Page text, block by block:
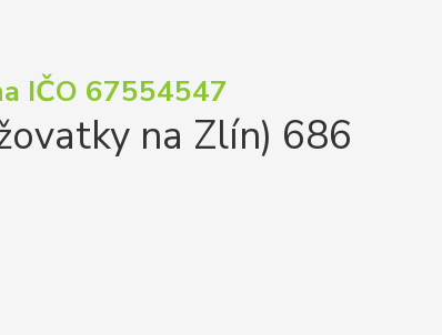
IČO 67554547
na Zlín) 686